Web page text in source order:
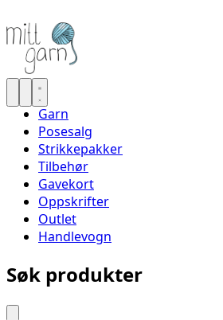
Garn
Posesalg
Strikkepakker
Tilbehør
Gavekort
Oppskrifter
Outlet
Handlevogn
Søk produkter